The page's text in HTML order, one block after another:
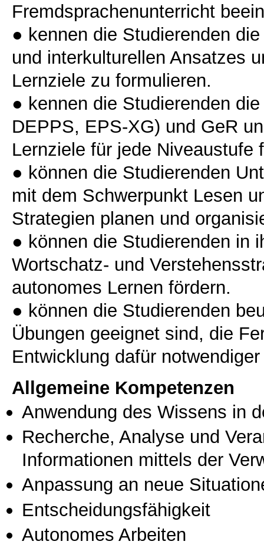
Fremdsprachenunterricht
● kennen die Studierenden
und interkulturellen Ansatzes
Lernziele zu formulieren.
● kennen die Studierenden
DEPPS, EPS-XG) und GeR
Lernziele für jede Niveaustufe
● können die Studierenden
mit dem Schwerpunkt Lesen
Strategien planen und
● können die Studierenden in
Wortschatz- und
autonomes Lernen fördern.
● können die Studierenden
Übungen geeignet sind, die
Allgemeine Kompetenzen
Anwendung des Wissens in
Recherche, Analyse und
Informationen mittels der
Anpassung an neue
Entscheidungsfähigkeit
Autonomes Arbeiten